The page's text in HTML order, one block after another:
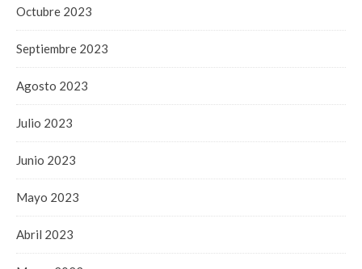
Octubre 2023
Septiembre 2023
Agosto 2023
Julio 2023
Junio 2023
Mayo 2023
Abril 2023